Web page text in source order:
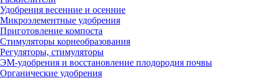
Удобрения весенние и осенние
Микроэлементные удобрения
Приготовление компоста
Стимуляторы корнеобразования
Регуляторы, стимуляторы
ЭМ-удобрения и восстановление плодородия почвы
Органические удобрения